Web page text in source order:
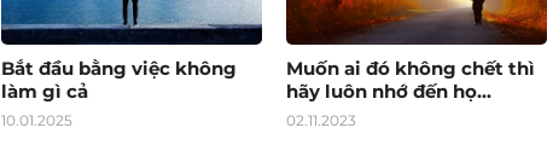
Bắt đầu bằng việc không
làm gì cả
10.01.2025
Muốn ai đó không chết thì
hãy luôn nhớ đến họ...
02.11.2023